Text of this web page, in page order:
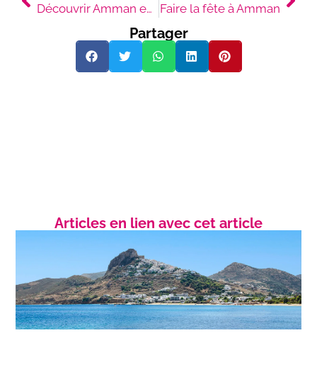
Découvrir Amman en Famille Faire la fête à Amman
Partager
Articles en lien avec cet article